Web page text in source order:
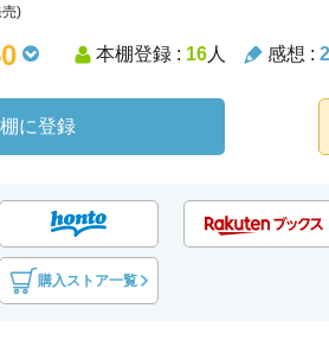
)
本棚登録 : 16人 感想 : 2
に登録
購入ストア一覧